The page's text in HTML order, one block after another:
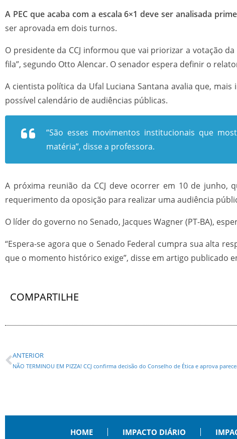
A PEC que acaba com a escala 6×1 deve ser analisada
ser aprovada em dois turnos.
O presidente da CCJ informou que vai priorizar a votação
fila”, segundo Otto Alencar. O senador espera definir o
A cientista política da Ufal Luciana Santana avalia que,
possível calendário de audiências públicas.
“São esses movimentos institucionais que
matéria”, disse a professora.
A próxima reunião da CCJ deve ocorrer em 10 de
requerimento da oposição para realizar uma audiência
O líder do governo no Senado, Jacques Wagner (PT-BA),
“Espera-se agora que o Senado Federal cumpra sua alta
que o momento histórico exige”, disse em artigo publicado
COMPARTILHE
ANTERIOR
HOME IMPACTO DIÁRIO